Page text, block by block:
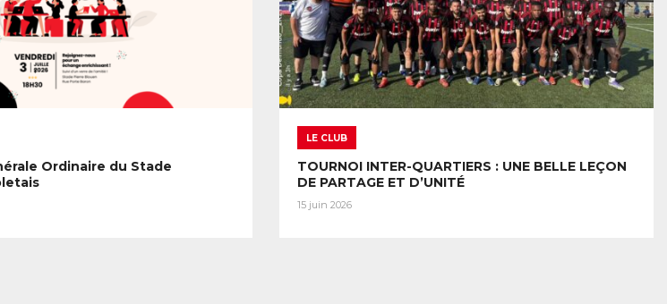
Ordinaire du Stade
LE CLUB
TOURNOI INTER-QUARTIERS : UNE BELLE LEÇON
DE PARTAGE ET D’UNITÉ
15 juin 2026